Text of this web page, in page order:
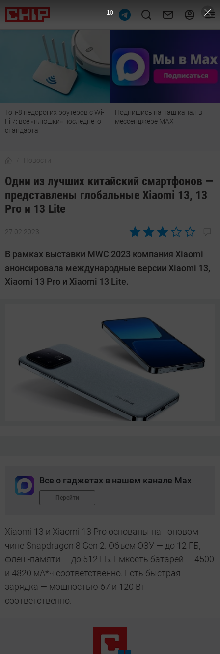
Подпишись на наш канал в
мессенджере МАХ
Рейтинг телевизоров 2026:
лучшие модели для гостиной,
Новости
Одни из лучших китайский смартфонов —
представлены глобальные Xiaomi 13, 13
Pro и 13 Lite
27.02.2023
Автор:
Калашников
В рамках выставки MWC 2023 компания Xiaomi
анонсировала международные версии Xiaomi 13,
Xiaomi 13 Pro и Xiaomi 13 Lite.
Все о гаджетах в нашем канале Max
Перейти
Xiaomi 13 и Xiaomi 13 Pro основаны на топовом
чипе Snapdragon 8 Gen 2. Объем ОЗУ — до 12 ГБ,
флеш-памяти — до 512 ГБ. Емкость батарей — 4500
и 4820 мА*ч соответственно. Есть быстрая
зарядка — мощностью 67 и 120 Вт
соответственно.
9